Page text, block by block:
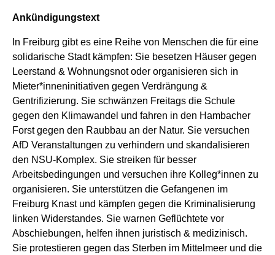
Ankündigungstext
In Freiburg gibt es eine Reihe von Menschen die für eine
solidarische Stadt kämpfen: Sie besetzen Häuser gegen
Leerstand & Wohnungsnot oder organisieren sich in
Mieter*inneninitiativen gegen Verdrängung &
Gentrifizierung. Sie schwänzen Freitags die Schule
gegen den Klimawandel und fahren in den Hambacher
Forst gegen den Raubbau an der Natur. Sie versuchen
AfD Veranstaltungen zu verhindern und skandalisieren
den NSU-Komplex. Sie streiken für besser
Arbeitsbedingungen und versuchen ihre Kolleg*innen zu
organisieren. Sie unterstützen die Gefangenen im
Freiburg Knast und kämpfen gegen die Kriminalisierung
linken Widerstandes. Sie warnen Geflüchtete vor
Abschiebungen, helfen ihnen juristisch & medizinisch.
Sie protestieren gegen das Sterben im Mittelmeer und die